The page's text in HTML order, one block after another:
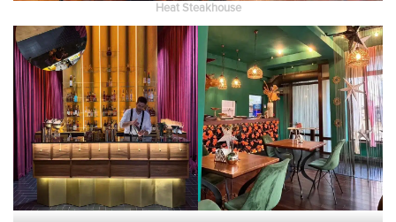
Heat Steakhouse